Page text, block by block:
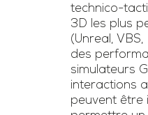
technico-
3D les plus
(Unreal,
des
simulateurs
interactions
peuvent être